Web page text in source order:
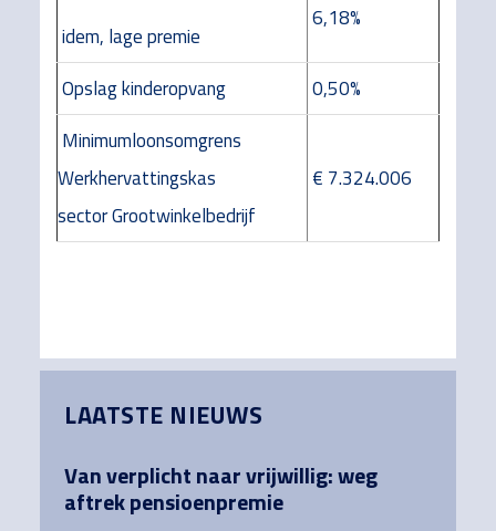
idem, lage premie
6,18%
Opslag kinderopvang
0,50%
Minimumloonsomgrens
Werkhervattingskas
sector Grootwinkelbedrijf
€ 7.324.006
Sidebar
LAATSTE NIEUWS
Van verplicht naar vrijwillig: weg
aftrek pensioenpremie